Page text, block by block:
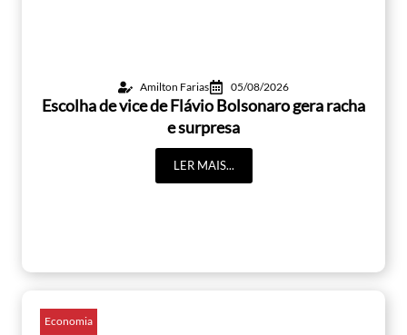
Amilton Farias 05/08/2026
Escolha de vice de Flávio Bolsonaro gera racha
e surpresa
LER MAIS...
Economia